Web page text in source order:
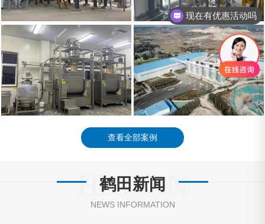
查看全部案例
HETIAN
鹤田新闻
NEWS INFORMATION
现在有优惠活动吗